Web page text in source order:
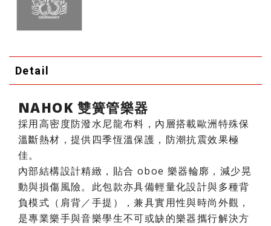
Detail
NAHOK 雙簧管樂器
採用高密度防潑水尼龍布料，內層搭載歐洲特殊保
溫斷熱材，提供四季恆溫保護，防潮抗震效果極
佳。
內部結構設計精緻，貼合 oboe 樂器輪廓，減少晃
動與損傷風險。此包款亦具備輕量化設計與多種背
負模式（肩背／手提），兼具實用性與時尚外觀，
是專業樂手與音樂學生不可或缺的樂器攜行解決方